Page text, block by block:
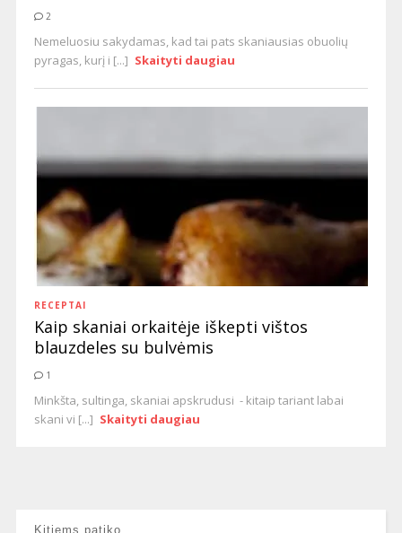
2
Nemeluosiu sakydamas, kad tai pats skaniausias obuolių
pyragas, kurį i [...] Skaityti daugiau
RECEPTAI
Kaip skaniai orkaitėje iškepti vištos
blauzdeles su bulvėmis
1
Minkšta, sultinga, skaniai apskrudusi - kitaip tariant labai
skani vi [...] Skaityti daugiau
Kitiems patiko